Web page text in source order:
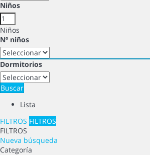
Niños
Niños
Nº niños
Dormitorios
Buscar
Lista
FILTROS FILTROS
FILTROS
Nueva búsqueda
Categoría